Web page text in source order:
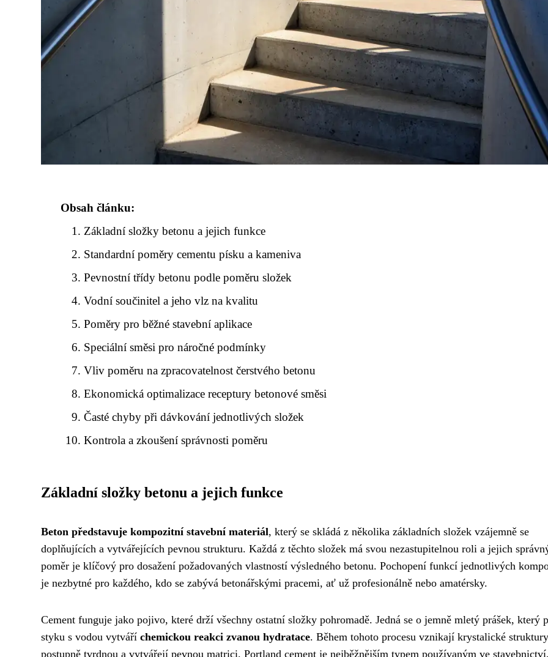
Obsah článku:
Základní složky betonu a jejich funkce
Standardní poměry cementu písku a kameniva
Pevnostní třídy betonu podle poměru složek
Vodní součinitel a jeho vlz na kvalitu
Poměry pro běžné stavební aplikace
Speciální směsi pro náročné podmínky
Vliv poměru na zpracovatelnost čerstvého betonu
Ekonomická optimalizace receptury betonové směsi
Časté chyby při dávkování jednotlivých složek
Kontrola a zkoušení správnosti poměru
Základní složky betonu a jejich funkce
Beton představuje kompozitní stavební materiál, který se skládá z několika základních složek vzájemně se
doplňujících a vytvářejících pevnou strukturu. Každá z těchto složek má svou nezastupitelnou roli a jejich
poměr je klíčový pro dosažení požadovaných vlastností výsledného betonu. Pochopení funkcí jednotlivých
je nezbytné pro každého, kdo se zabývá betonářskými pracemi, ať už profesionálně nebo amatérsky.
Cement funguje jako pojivo, které drží všechny ostatní složky pohromadě. Jedná se o jemně mletý prášek, který
styku s vodou vytváří chemickou reakci zvanou hydratace. Během tohoto procesu vznikají krystalické
postupně tvrdnou a vytvářejí pevnou matrici. Portland cement je nejběžnějším typem používaným ve